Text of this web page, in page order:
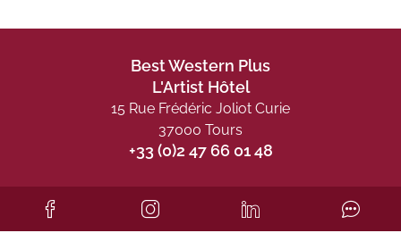
Best Western Plus
L'Artist Hôtel
15 Rue Frédéric Joliot Curie
37000 Tours
+33 (0)2 47 66 01 48